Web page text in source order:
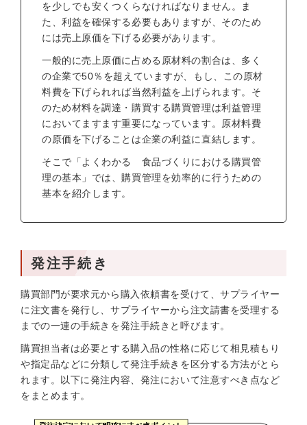
を少しでも安くつくらなければなりません。ま
た、利益を確保する必要もありますが、そのため
には売上原価を下げる必要があります。
一般的に売上原価に占める原材料の割合は、多く
の企業で50％を超えていますが、もし、この原材
料費を下げられれば当然利益を上げられます。そ
のため材料を調達・購買する購買管理は利益管理
においてますます重要になっています。原材料費
の原価を下げることは企業の利益に直結します。
そこで「よくわかる 食品づくりにおける購買管
理の基本」では、購買管理を効率的に行うための
基本を紹介します。
発注手続き
購買部門が要求元から購入依頼書を受けて、サプライヤー
に注文書を発行し、サプライヤーから注文請書を受理する
までの一連の手続きを発注手続きと呼びます。
購買担当者は必要とする購入品の性格に応じて相見積もり
や指定品などに分類して発注手続きを区分する方法がとら
れます。以下に発注内容、発注において注意すべき点など
をまとめます。